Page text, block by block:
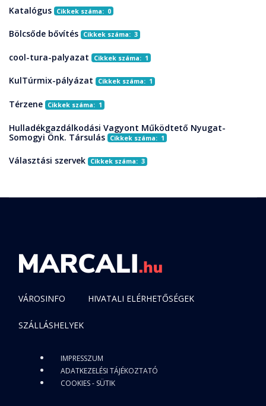
Katalógus Cikkek száma: 0
Bölcsőde bővítés Cikkek száma: 3
cool-tura-palyazat Cikkek száma: 1
KulTúrmix-pályázat Cikkek száma: 1
Térzene Cikkek száma: 1
Hulladékgazdálkodási Vagyont Működtető Nyugat-
Somogyi Önk. Társulás
Cikkek száma: 1
Választási szervek Cikkek száma: 3
VÁROSINFO HIVATALI ELÉRHETŐSÉGEK
SZÁLLÁSHELYEK
IMPRESSZUM
ADATKEZELÉSI TÁJÉKOZTATÓ
COOKIES - SÜTIK